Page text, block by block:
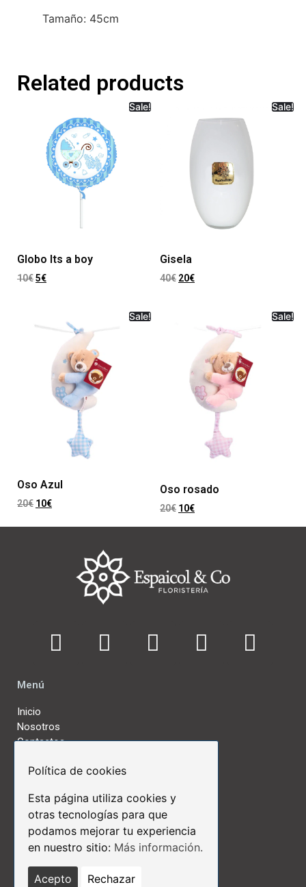
Tamaño: 45cm
Related products
Sale!
Globo Its a boy
10€5€
Sale!
Gisela
40€ 20€
Sale!
Oso Azul
20€ 10€
Sale!
Oso rosado
20€ 10€
Menú
Inicio
Nosotros
Contactos
Links de Interés
Términos y Condiciones
Aviso Legal
Políticas de Privacidad
Políticas de Cookies
Protección de Datos
Política de cookies
Esta página utiliza cookies y
otras tecnologías para que
podamos mejorar tu experiencia
en nuestro sitio: Más información.
Acepto Rechazar